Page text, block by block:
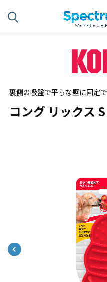
裏側の吸盤で平らな壁に固定
コング リックス S